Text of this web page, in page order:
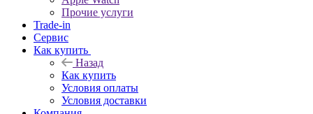
Прочие услуги
Trade-in
Сервис
Как купить
Назад
Как купить
Условия оплаты
Условия доставки